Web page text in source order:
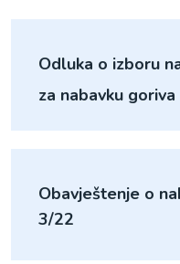
Odluka o izboru
za nabavku goriva
Obavještenje o
3/22